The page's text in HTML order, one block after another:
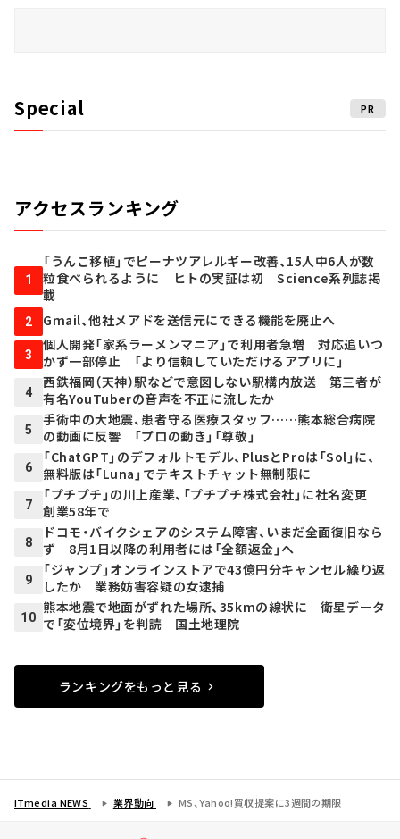
Special PR
アクセスランキング
1
「うんこ移植」でピーナツアレルギー改善、15人中6人が数
粒食べられるように ヒトの実証は初 Science系列誌掲
載
2 Gmail、他社メアドを送信元にできる機能を廃止へ
3
個人開発「家系ラーメンマニア」で利用者急増 対応追いつ
かず一部停止 「より信頼していただけるアプリに」
4
西鉄福岡（天神）駅などで意図しない駅構内放送 第三者が
有名YouTuberの音声を不正に流したか
5
手術中の大地震、患者守る医療スタッフ……熊本総合病院
の動画に反響 「プロの動き」「尊敬」
6
「ChatGPT」のデフォルトモデル、PlusとProは「Sol」に、
無料版は「Luna」でテキストチャット無制限に
7
「プチプチ」の川上産業、「プチプチ株式会社」に社名変更
創業58年で
8
ドコモ・バイクシェアのシステム障害、いまだ全面復旧なら
ず 8月1日以降の利用者には「全額返金」へ
9
「ジャンプ」オンラインストアで43億円分キャンセル繰り返
したか 業務妨害容疑の女逮捕
10
熊本地震で地面がずれた場所、35kmの線状に 衛星データ
で「変位境界」を判読 国土地理院
ランキングをもっと見る
ITmedia NEWS 業界動向 MS、Yahoo!買収提案に3週間の期限